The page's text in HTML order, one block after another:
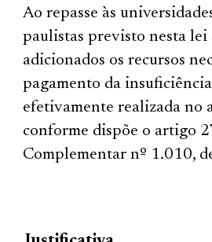
Ao repasse às
paulistas previsto nesta lei
adicionados os recursos
pagamento da
efetivamente realizada no
conforme dispõe o artigo
Complementar nº 1.010,